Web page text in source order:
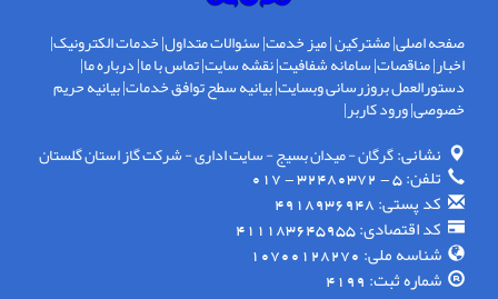
صفحه اصلی|مشترکین|میز خدمت|سئوالات متداول|خدمات الکترونیک|
اخبار|مناقصات|سامانه شفافیت|نقشه سایت|تماس با ما|درباره ما|
دستورالعمل بروزرسانی وبسایت|بیانیه سطح توافق خدمات|بیانیه حریم
خصوصی|ورود کاربر|
نشانی:گرگان - ميدان بسيج - سايت اداری - شركت گاز استان گلستان
تلفن: 5 - 32480372 - 017
کد پستی: 4918936948
کد اقتصادی: 411183645955
شناسه ملی: 10700128270
شماره ثبت: 4199